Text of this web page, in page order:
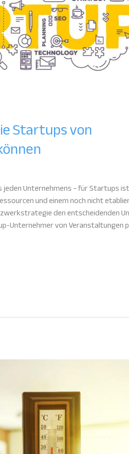
Startups von
Unternehmens – für Startups
und einem noch nicht
den entscheidenden
Unternehmer von Veranstaltungen